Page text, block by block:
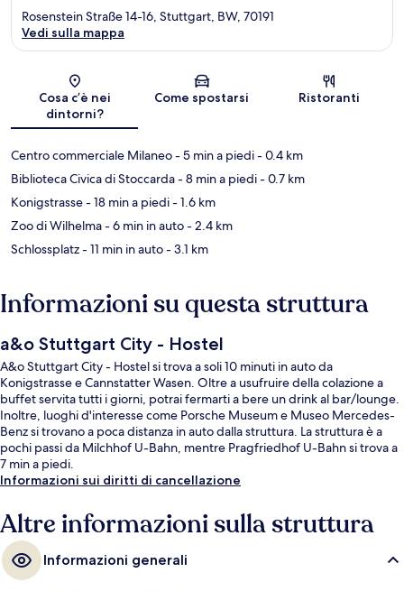
Mappa
Rosenstein Straße 14-16, Stuttgart, BW, 70191
Vedi sulla mappa
Cosa c’è nei
dintorni?
Come spostarsi Ristoranti
Centro commerciale Milaneo- 5 min a piedi- 0.4 km
Biblioteca Civica di Stoccarda- 8 min a piedi- 0.7 km
Konigstrasse- 18 min a piedi- 1.6 km
Zoo di Wilhelma- 6 min in auto- 2.4 km
Schlossplatz- 11 min in auto- 3.1 km
Informazioni su questa struttura
a&o Stuttgart City - Hostel
A&o Stuttgart City - Hostel si trova a soli 10 minuti in auto da
Konigstrasse e Cannstatter Wasen. Oltre a usufruire della colazione a
buffet servita tutti i giorni, potrai fermarti a bere un drink al bar/lounge.
Inoltre, luoghi d'interesse come Porsche Museum e Museo Mercedes-
Benz si trovano a poca distanza in auto dalla struttura. La struttura è a
pochi passi da Milchhof U-Bahn, mentre Pragfriedhof U-Bahn si trova a
7 min a piedi.
Informazioni sui diritti di cancellazione
Altre informazioni sulla struttura
Informazioni generali